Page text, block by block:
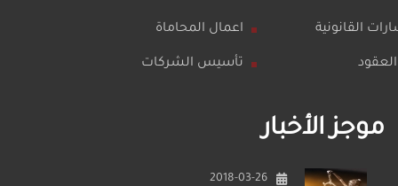
اعمال المحاماة القانونية
تأسيس الشركات
موجز الأخبار
2018-03-26